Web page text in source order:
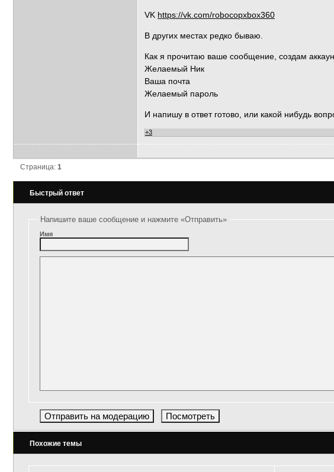
VK https://vk.com/robocopxbox360
В других местах редко бываю.
Как я прочитаю ваше сообщение, создам
Желаемый Ник
Ваша почта
Желаемый пароль
И напишу в ответ готово, или какой нибудь
+3
Страница:1
Быстрый ответ
Напишите ваше сообщение и нажмите «Отправить»
Имя
Похожие темы